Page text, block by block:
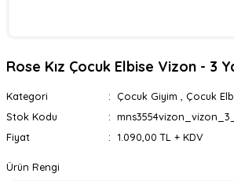
Rose Kız Çocuk Elbise Vizon - 3
Kategori Çocuk Giyim
Çocuk
Stok Kodu
Fiyat
1.090,00 TL + KDV
Ürün Rengi